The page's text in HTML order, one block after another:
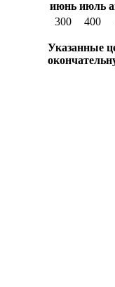
июнь июль
300
400
Указанные